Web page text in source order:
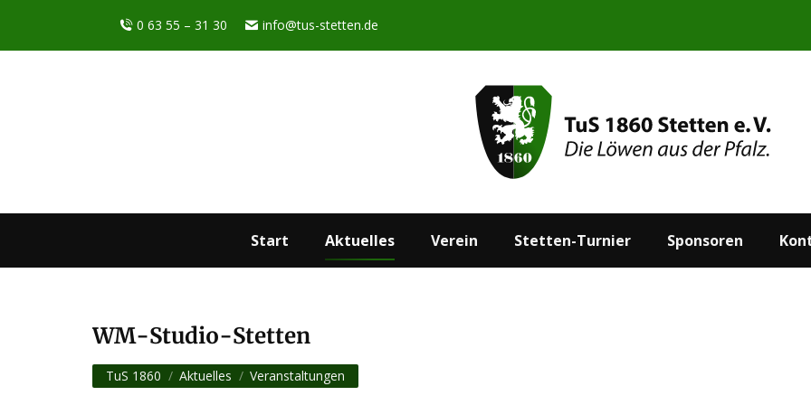
0 63 55 – 31 30 info@tus-stetten.de
Start Aktuelles Verein Stetten-Turnier Sponsoren
WM-Studio-Stetten
Sie befinden sich hier:
TuS 1860 Aktuelles Veranstaltungen